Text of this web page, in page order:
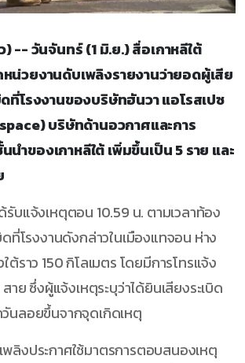
) -- วันจันทร์ (1 มิ.ย.) สื่อเกาหลีใต้
น่วยงานดับเพลิงรายงานว่ายอดผู้เสีย
ที่โรงงานของบริษัทฮันวา แอโรสเปซ
บริษัทด้านอวกาศและการ
ำของเกาหลีใต้ เพิ่มขึ้นเป็น 5 ราย และ
รับแจ้งเหตุตอน 10.59 น. ตามเวลาท้อง
ดที่โรงงานดังกล่าวในเมืองแทจอน ห่าง
ต้ราว 150 กิโลเมตร โดยมีการโทรแจ้ง
าย ซึ่งผู้แจ้งเหตุระบุว่าได้ยินเสียงระเบิด
นลอยขึ้นจากจุดเกิดเหตุ
ลิงประกาศใช้มาตรการตอบสนองเหตุ